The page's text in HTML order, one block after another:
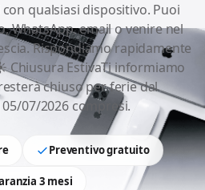
qualsiasi dispositivo. Puoi
WhatsApp, email o venire nel
Rispondiamo rapidamente
EstivaTi informiamo
chiuso per ferie dal
07/2026 compresi.
Preventivo gratuito
3 mesi